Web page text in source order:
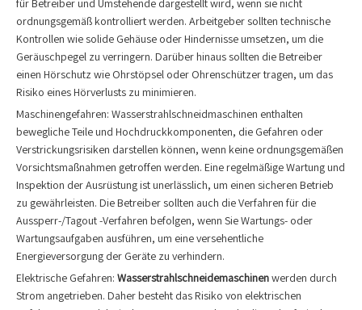
für Betreiber und Umstehende dargestellt wird, wenn sie nicht
ordnungsgemäß kontrolliert werden. Arbeitgeber sollten technische
Kontrollen wie solide Gehäuse oder Hindernisse umsetzen, um die
Geräuschpegel zu verringern. Darüber hinaus sollten die Betreiber
einen Hörschutz wie Ohrstöpsel oder Ohrenschützer tragen, um das
Risiko eines Hörverlusts zu minimieren.
Maschinengefahren: Wasserstrahlschneidmaschinen enthalten
bewegliche Teile und Hochdruckkomponenten, die Gefahren oder
Verstrickungsrisiken darstellen können, wenn keine ordnungsgemäßen
Vorsichtsmaßnahmen getroffen werden. Eine regelmäßige Wartung und
Inspektion der Ausrüstung ist unerlässlich, um einen sicheren Betrieb
zu gewährleisten. Die Betreiber sollten auch die Verfahren für die
Aussperr-/Tagout -Verfahren befolgen, wenn Sie Wartungs- oder
Wartungsaufgaben ausführen, um eine versehentliche
Energieversorgung der Geräte zu verhindern.
Elektrische Gefahren: Wasserstrahlschneidemaschinenwerden durch
Strom angetrieben. Daher besteht das Risiko von elektrischen